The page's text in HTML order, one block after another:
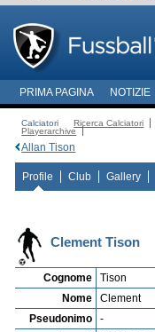
PRIMA PAGINA NOTIZIE
Calciatori Ricerca Calciatori
Playerarchive
Allan Tison
Profile Club Gallery
Clement Tison
Cognome
Tison
Nome
Clement
Pseudonimo
-